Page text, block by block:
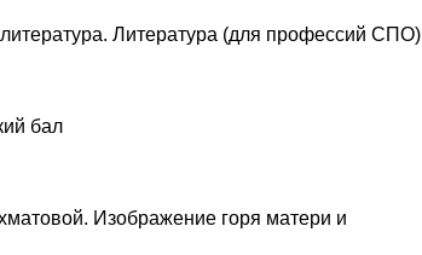
Литература (для профессий СПО)
бал
Изображение горя матери и